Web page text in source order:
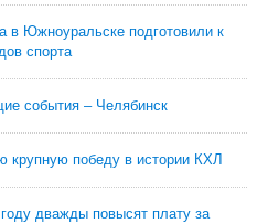
в Южноуральске подготовили к
спорта
события – Челябинск
крупную победу в истории КХЛ
дважды повысят плату за